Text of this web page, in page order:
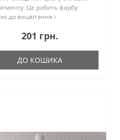
Це робить фарбу
до вицвітання і
JVR є те, що до складу не
201 грн.
ДО КОШИКА